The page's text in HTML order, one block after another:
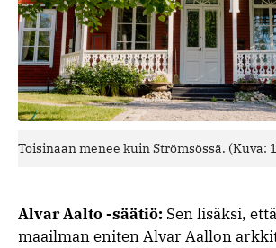
Toisinaan menee kuin Strömsössä. (Kuva:
Alvar Aalto -säätiö: Sen lisäksi,
maailman eniten Alvar Aallon